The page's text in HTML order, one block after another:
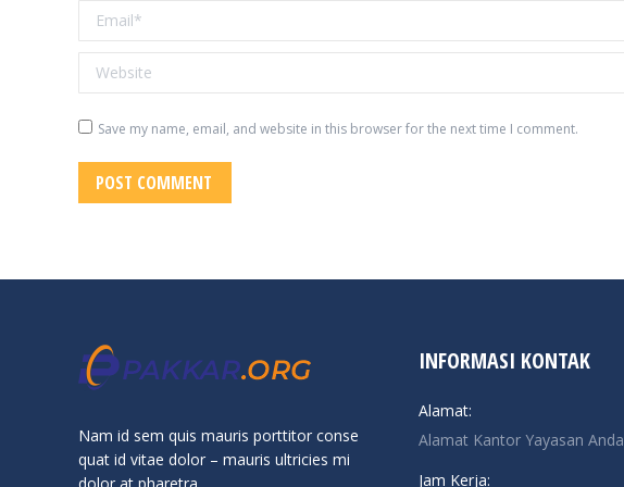
Email *
Website
Save my name, email, and website in this browser for the next time I comment.
POST COMMENT
Nam id sem quis mauris porttitor conse
quat id vitae dolor – mauris ultricies mi
dolor at pharetra.
INFORMASI KONTAK
Alamat:
Alamat Kantor Yayasan Anda
Jam Kerja: